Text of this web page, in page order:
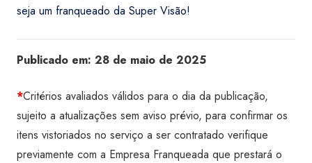
seja um franqueado da Super Visão!
Publicado em: 28 de maio de 2025
*Critérios avaliados válidos para o dia da publicação,
sujeito a atualizações sem aviso prévio, para confirmar os
itens vistoriados no serviço a ser contratado verifique
previamente com a Empresa Franqueada que prestará o